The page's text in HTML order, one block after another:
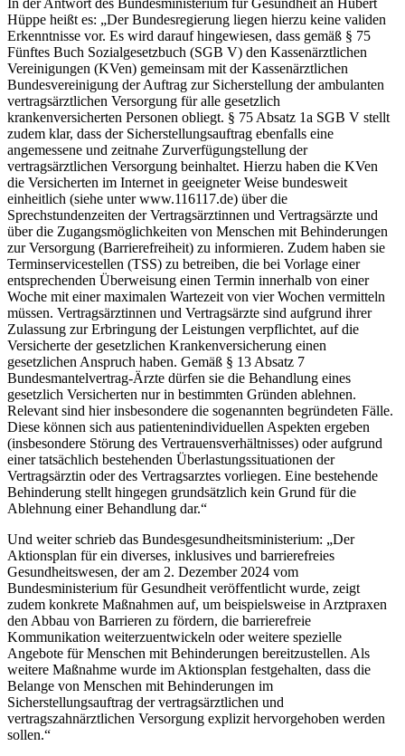
In der Antwort des Bundesministerium für Gesundheit an Hubert
Hüppe heißt es: „Der Bundesregierung liegen hierzu keine validen
Erkenntnisse vor. Es wird darauf hingewiesen, dass gemäß § 75
Fünftes Buch Sozialgesetzbuch (SGB V) den Kassenärztlichen
Vereinigungen (KVen) gemeinsam mit der Kassenärztlichen
Bundesvereinigung der Auftrag zur Sicherstellung der ambulanten
vertragsärztlichen Versorgung für alle gesetzlich
krankenversicherten Personen obliegt. § 75 Absatz 1a SGB V stellt
zudem klar, dass der Sicherstellungsauftrag ebenfalls eine
angemessene und zeitnahe Zurverfügungstellung der
vertragsärztlichen Versorgung beinhaltet. Hierzu haben die KVen
die Versicherten im Internet in geeigneter Weise bundesweit
einheitlich (siehe unter www.116117.de) über die
Sprechstundenzeiten der Vertragsärztinnen und Vertragsärzte und
über die Zugangsmöglichkeiten von Menschen mit Behinderungen
zur Versorgung (Barrierefreiheit) zu informieren. Zudem haben sie
Terminservicestellen (TSS) zu betreiben, die bei Vorlage einer
entsprechenden Überweisung einen Termin innerhalb von einer
Woche mit einer maximalen Wartezeit von vier Wochen vermitteln
müssen. Vertragsärztinnen und Vertragsärzte sind aufgrund ihrer
Zulassung zur Erbringung der Leistungen verpflichtet, auf die
Versicherte der gesetzlichen Krankenversicherung einen
gesetzlichen Anspruch haben. Gemäß § 13 Absatz 7
Bundesmantelvertrag-Ärzte dürfen sie die Behandlung eines
gesetzlich Versicherten nur in bestimmten Gründen ablehnen.
Relevant sind hier insbesondere die sogenannten begründeten Fälle.
Diese können sich aus patientenindividuellen Aspekten ergeben
(insbesondere Störung des Vertrauensverhältnisses) oder aufgrund
einer tatsächlich bestehenden Überlastungssituationen der
Vertragsärztin oder des Vertragsarztes vorliegen. Eine bestehende
Behinderung stellt hingegen grundsätzlich kein Grund für die
Ablehnung einer Behandlung dar.“
Und weiter schrieb das Bundesgesundheitsministerium: „Der
Aktionsplan für ein diverses, inklusives und barrierefreies
Gesundheitswesen, der am 2. Dezember 2024 vom
Bundesministerium für Gesundheit veröffentlicht wurde, zeigt
zudem konkrete Maßnahmen auf, um beispielsweise in Arztpraxen
den Abbau von Barrieren zu fördern, die barrierefreie
Kommunikation weiterzuentwickeln oder weitere spezielle
Angebote für Menschen mit Behinderungen bereitzustellen. Als
weitere Maßnahme wurde im Aktionsplan festgehalten, dass die
Belange von Menschen mit Behinderungen im
Sicherstellungsauftrag der vertragsärztlichen und
vertragszahnärztlichen Versorgung explizit hervorgehoben werden
sollen.“